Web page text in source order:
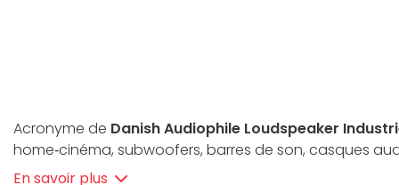
Acronyme de Danish Audiophile Loudspeaker
home‑cinéma, subwoofers, barres de son, casques
telles que la technologie SMC réduisant les
En savoir plus